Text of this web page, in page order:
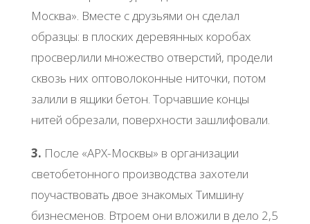
Москва». Вместе с друзьями он сделал
образцы: в плоских деревянных коробах
просверлили множество отверстий, продели
сквозь них оптоволоконные ниточки, потом
залили в ящики бетон. Торчавшие концы
нитей обрезали, поверхности зашлифовали.
3. После «АРХ-Москвы» в организации
светобетонного производства захотели
поучаствовать двое знакомых Тимшину
бизнесменов. Втроем они вложили в дело 2,5